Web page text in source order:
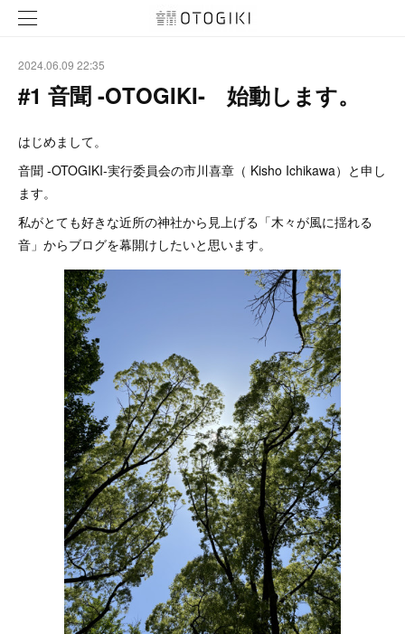
2024.06.09 22:35
#1 音聞 -OTOGIKI- 始動します。
はじめまして。
音聞 -OTOGIKI-実行委員会の市川喜章（ Kisho Ichikawa）と申し
ます。
私がとても好きな近所の神社から見上げる「木々が風に揺れる
音」からブログを幕開けしたいと思います。